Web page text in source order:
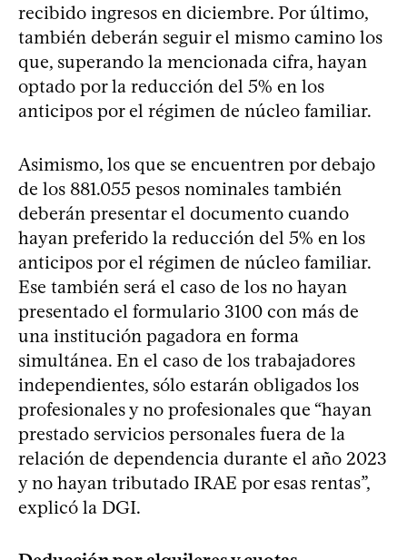
recibido ingresos en diciembre. Por último,
también deberán seguir el mismo camino los
que, superando la mencionada cifra, hayan
optado por la reducción del 5% en los
anticipos por el régimen de núcleo familiar.
Asimismo, los que se encuentren por debajo
de los 881.055 pesos nominales también
deberán presentar el documento cuando
hayan preferido la reducción del 5% en los
anticipos por el régimen de núcleo familiar.
Ese también será el caso de los no hayan
presentado el formulario 3100 con más de
una institución pagadora en forma
simultánea. En el caso de los trabajadores
independientes, sólo estarán obligados los
profesionales y no profesionales que “hayan
prestado servicios personales fuera de la
relación de dependencia durante el año 2023
y no hayan tributado IRAE por esas rentas”,
explicó la DGI.